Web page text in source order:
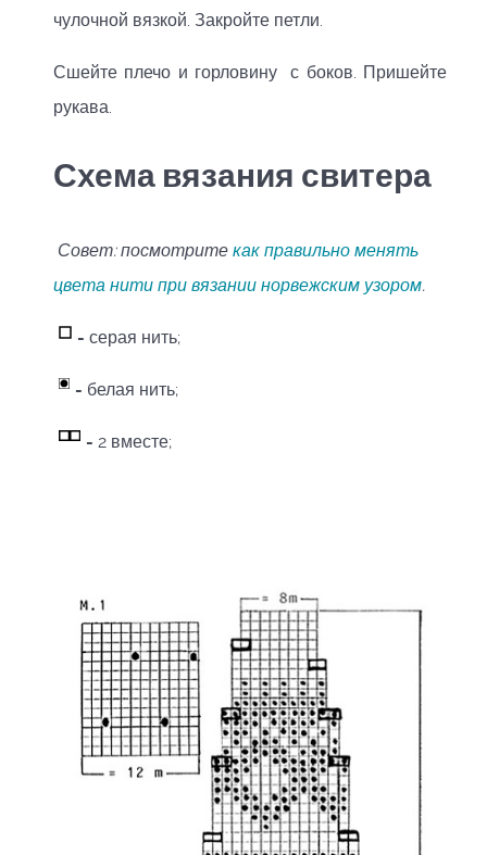
чулочной вязкой. Закройте петли.
Сшейте плечо и горловину с боков. Пришейте
рукава.
Схема вязания свитера
Совет: посмотрите как правильно менять
цвета нити при вязании норвежским узором.
- серая нить;
- белая нить;
- 2 вместе;